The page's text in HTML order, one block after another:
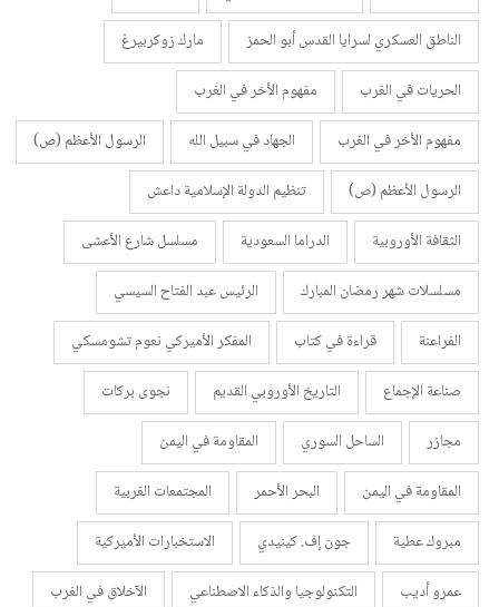
الناطق العسكري لسرايا القدس أبو الحمز
مارك زوكربيرغ
الحريات في الغرب
مفهوم الأخر في الغرب
مفهوم الأخر في الغرب
الجهاد في سبيل الله
الرسول الأعظم (ص)
الرسول الأعظم (ص)
تنظيم الدولة الإسلامية داعش
الثقافة الأوروبية
الدراما السعودية
مسلسل شارع الأعشى
مسلسلات شهر رمضان المبارك
الرئيس عبد الفتاح السيسي
الفراعنة
قراءة في كتاب
المفكر الأميركي نعوم تشومسكي
صناعة الإجماع
التاريخ الأوروبي القديم
نجوى بركات
مجازر
الساحل السوري
المقاومة في اليمن
المقاومة في اليمن
البحر الأحمر
المجتمعات الغربية
مبروك عطية
جون إف. كينيدي
الاستخبارات الأميركية
عمرو أديب
التكنولوجيا والذكاء الاصطناعي
الآخلاق في الغرب